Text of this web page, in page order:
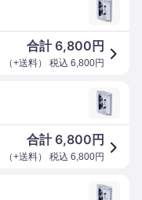
合計6,800 円
（+送料） 税込 6,800円
合計6,800 円
（+送料） 税込 6,800円